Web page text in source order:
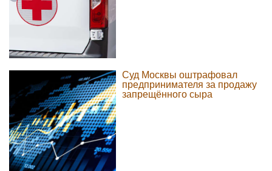
Суд Москвы оштрафовал
предпринимателя за продажу
запрещённого сыра